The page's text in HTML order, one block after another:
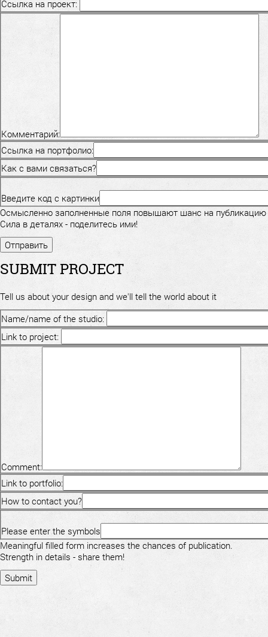
Ссылка на проект:
Комментарий:
Ссылка на портфолио:
Как с вами связаться?
Введите код с картинки
Осмысленно заполненные поля повышают шанс на публикацию
Сила в деталях - поделитесь ими!
SUBMIT PROJECT
Tell us about your design and we'll tell the world about it
Name/name of the studio:
Link to project:
Comment:
Link to portfolio:
How to contact you?
Please enter the symbols
Meaningful filled form increases the chances of publication.
Strength in details - share them!